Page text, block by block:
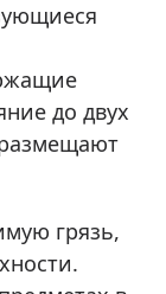
до двух
грязь,